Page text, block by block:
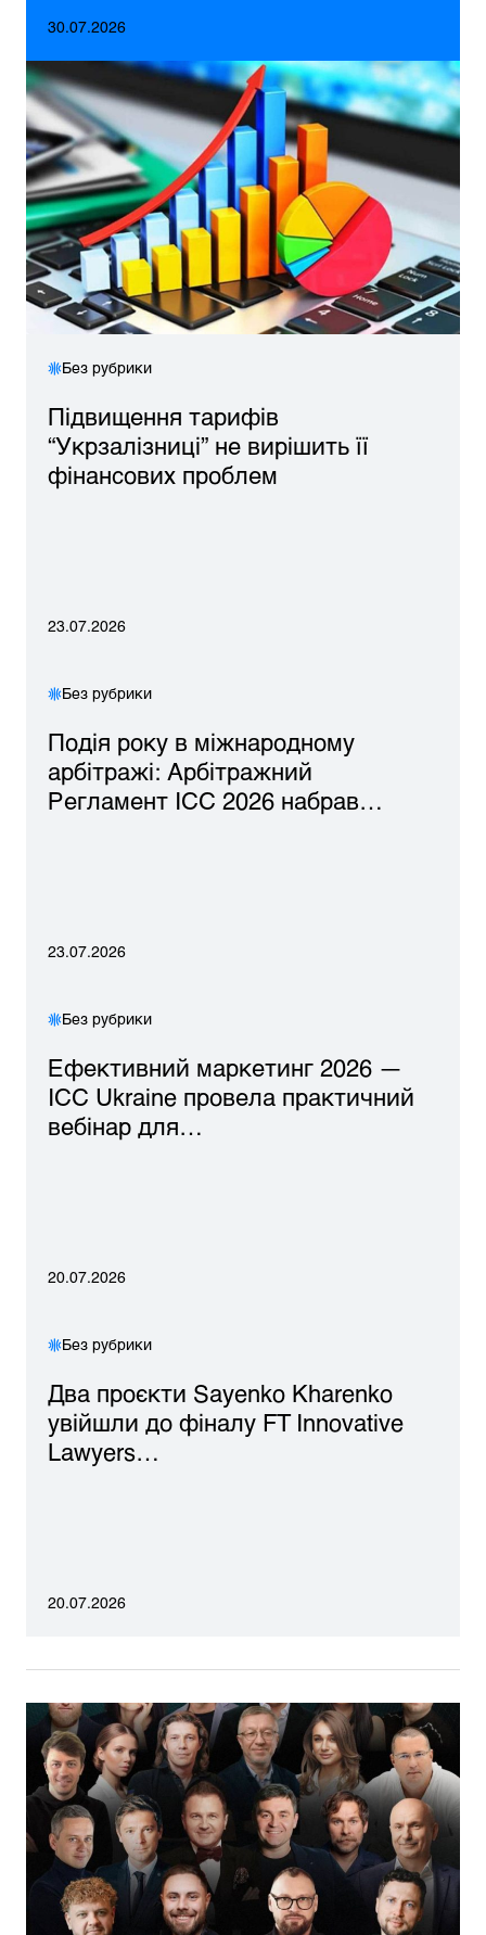
30.07.2026
Без рубрики
Підвищення тарифів
“Укрзалізниці” не вирішить її
фінансових проблем
23.07.2026
Без рубрики
Подія року в міжнародному
арбітражі: Арбітражний
Регламент ICC 2026 набрав…
23.07.2026
Без рубрики
Ефективний маркетинг 2026 —
ICC Ukraine провела практичний
вебінар для…
20.07.2026
Без рубрики
Два проєкти Sayenko Kharenko
увійшли до фіналу FT Innovative
Lawyers…
20.07.2026